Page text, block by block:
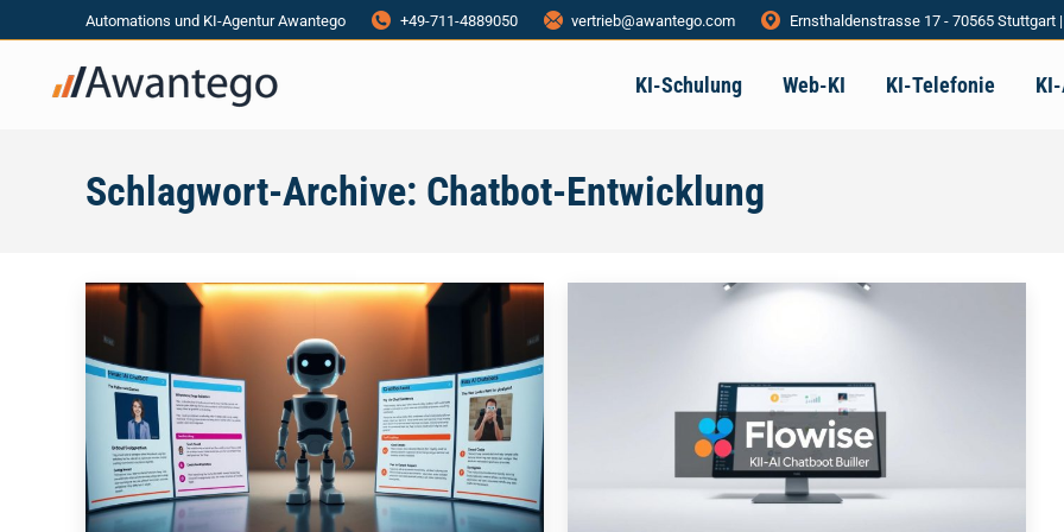
Automations und KI-Agentur Awantego +49-711-4889050 vertrieb@awantego.com Ernsthaldenstrasse 17 - 70565 Stuttgart
KI-Schulung Web-KI KI-Telefonie
Schlagwort-Archive: Chatbot-Entwicklung